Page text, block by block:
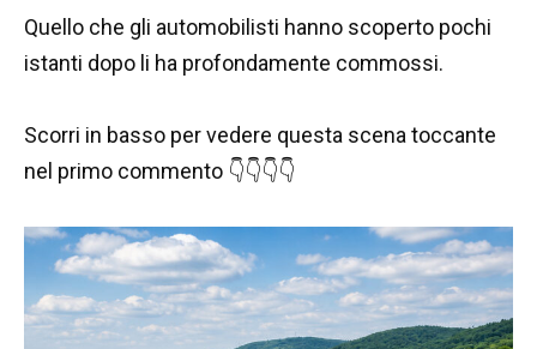
Quello che gli automobilisti hanno scoperto pochi
istanti dopo li ha profondamente commossi.
Scorri in basso per vedere questa scena toccante
nel primo commento 👇👇👇👇